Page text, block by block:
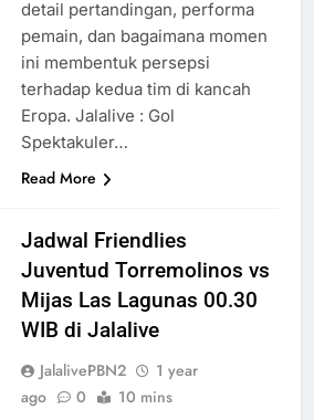
detail pertandingan, performa
pemain, dan bagaimana momen
ini membentuk persepsi
terhadap kedua tim di kancah
Eropa. Jalalive : Gol
Spektakuler…
Read More
Jadwal Friendlies
Juventud Torremolinos vs
Mijas Las Lagunas 00.30
WIB di Jalalive
JalalivePBN2
1 year
ago
0 10 mins